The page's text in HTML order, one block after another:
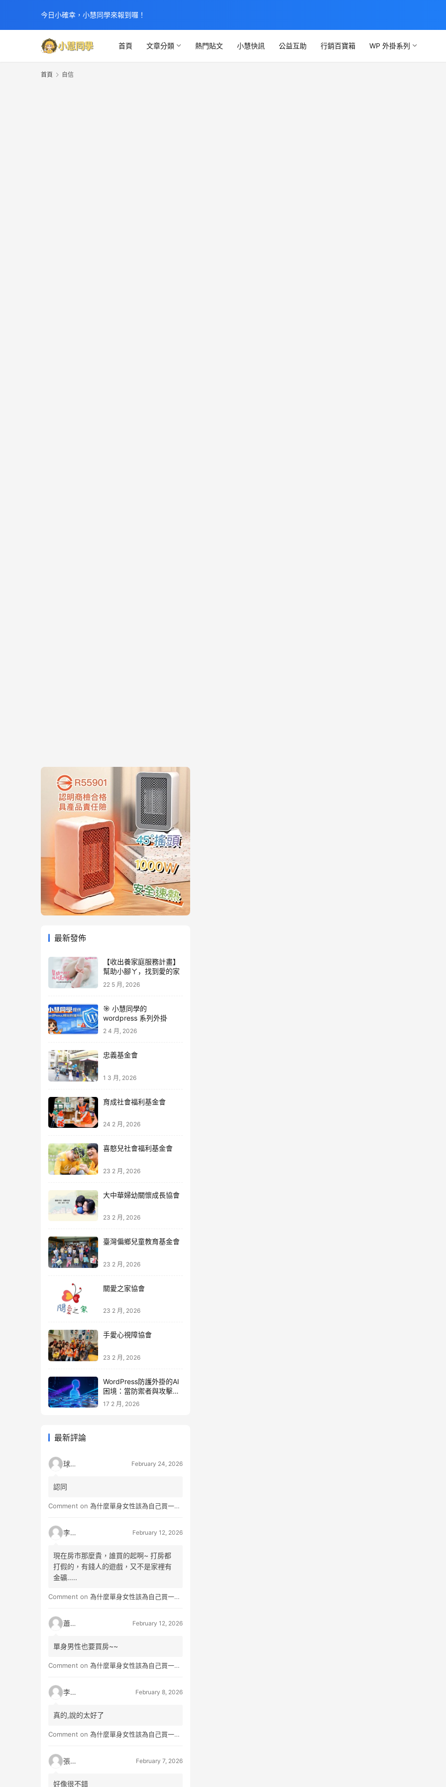
今日小確幸，小慧同學來報到囉！
首頁 文章分類 熱門貼文 小慧快訊 公益互助 行銷百寶箱 WP 外掛系列
首頁 自信
最新發佈
【收出養家庭服務計畫】
幫助小腳ㄚ，找到愛的家
22 5 月, 2026
🎯 小慧同學的
wordpress 系列外掛
2 4 月, 2026
忠義基金會
1 3 月, 2026
育成社會福利基金會
24 2 月, 2026
喜憨兒社會福利基金會
23 2 月, 2026
大中華婦幼關懷成長協會
23 2 月, 2026
臺灣偏鄉兒童教育基金會
23 2 月, 2026
關愛之家協會
23 2 月, 2026
手愛心視障協會
23 2 月, 2026
WordPress防護外掛的AI
困境：當防禦者與攻擊者
同時升級
17 2 月, 2026
最新評論
球球 February 24, 2026
認同
Comment on 為什麼單身女性該為自己買一間房？不只為了棲身，更是為人生買一份「選擇權」
李小松 February 12, 2026
現在房市那麼貴，誰買的起啊~ 打房都
打假的，有錢人的遊戲，又不是家裡有
金礦.....
Comment on 為什麼單身女性該為自己買一間房？不只為了棲身，更是為人生買一份「選擇權」
蕭雨 February 12, 2026
單身男性也要買房~~
Comment on 為什麼單身女性該為自己買一間房？不只為了棲身，更是為人生買一份「選擇權」
李小真 February 8, 2026
真的,說的太好了
Comment on 為什麼單身女性該為自己買一間房？不只為了棲身，更是為人生買一份「選擇權」
張小玉 February 7, 2026
好像很不錯